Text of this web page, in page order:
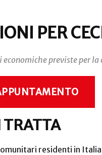
PER
economiche previste per la
TRATTA
residenti in